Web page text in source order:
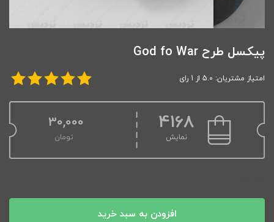
پیکسل طرح God fo War
امتیاز مشتریان: 5.0 از 1 رای
4168
نمایش
30,000
تومان
افزودن به سبد خرید